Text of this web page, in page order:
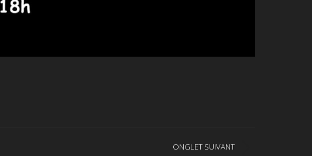
ONGLET SUIVANT